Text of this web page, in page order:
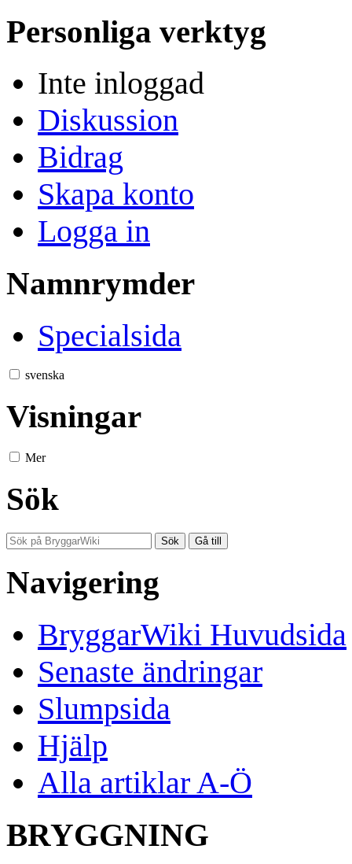
Personliga verktyg
Inte inloggad
Diskussion
Bidrag
Skapa konto
Logga in
Namnrymder
Specialsida
svenska
Visningar
Mer
Sök
Navigering
BryggarWiki Huvudsida
Senaste ändringar
Slumpsida
Hjälp
Alla artiklar A-Ö
BRYGGNING